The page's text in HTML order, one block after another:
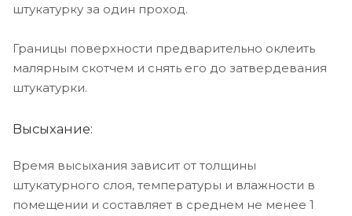
штукатурку за один проход.
Границы поверхности предварительно оклеить
малярным скотчем и снять его до затвердевания
штукатурки.
Высыхание:
Время высыхания зависит от толщины
штукатурного слоя, температуры и влажности в
помещении и составляет в среднем не менее 1